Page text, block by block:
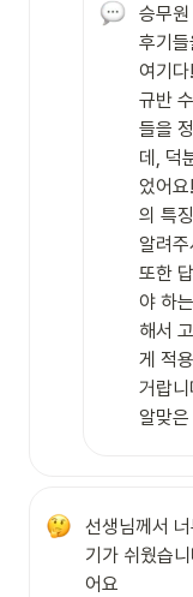
승무
후기
여기다
규반
들을
데, 덕
었어
의 특
알려
또한
야 하
해서
게 적
거랍
알맞
선생님께서
기가 쉬웠습
어요